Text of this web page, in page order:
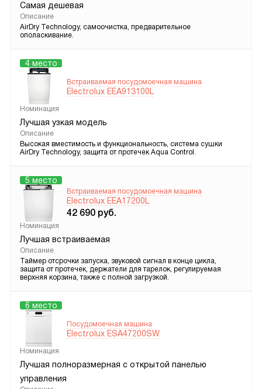
Самая дешевая
Описание
AirDry Technology, самоочистка, предварительное
ополаскивание.
4 место
Встраиваемая посудомоечная машина
Electrolux EEA913100L
Номинация
Лучшая узкая модель
Описание
Высокая вместимость и функциональность, система сушки
AirDry Technology, защита от протечек Aqua Control.
5 место
Встраиваемая посудомоечная машина
Electrolux EEA17200L
42 690 руб.
Номинация
Лучшая встраиваемая
Описание
Таймер отсрочки запуска, звуковой сигнал в конце цикла,
защита от протечек, держатели для тарелок, регулируемая
верхняя корзина, также с полной загрузкой.
6 место
Посудомоечная машина
Electrolux ESA47200SW
Номинация
Лучшая полноразмерная с открытой панелью
управления